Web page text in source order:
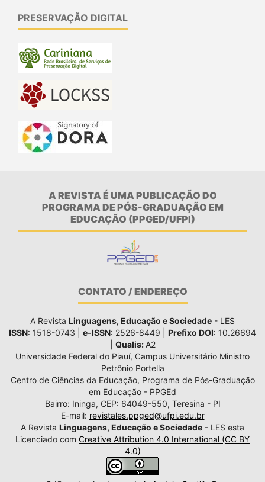
PRESERVAÇÃO DIGITAL
A REVISTA É UMA PUBLICAÇÃO DO
PROGRAMA DE PÓS-GRADUAÇÃO EM
EDUCAÇÃO (PPGED/UFPI)
CONTATO / ENDEREÇO
A Revista Linguagens, Educação e Sociedade - LES
ISSN: 1518-0743 | e-ISSN: 2526-8449 | Prefixo DOI: 10.26694
Qualis: A2
Universidade Federal do Piauí, Campus Universitário Ministro
Petrônio Portella
Centro de Ciências da Educação, Programa de Pós-Graduação
em Educação - PPGEd
Bairro: Ininga, CEP: 64049-550, Teresina - PI
E-mail: revistales.ppged@ufpi.edu.br
A Revista Linguagens, Educação e Sociedade - LES esta
Licenciado com Creative Attribution 4.0 International (CC BY
4.0)